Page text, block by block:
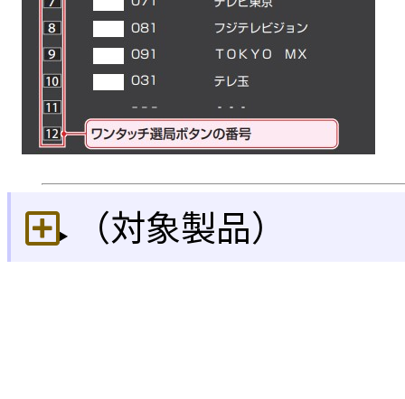
（対象製品）